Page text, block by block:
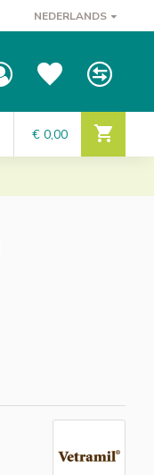
NEDERLANDS
€ 0,00